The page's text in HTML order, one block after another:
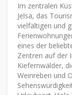
Im zentralen
Jelsa, das
vielfältigen und
eines der
Zentren auf der
Kiefernwälder,
Weinreben und